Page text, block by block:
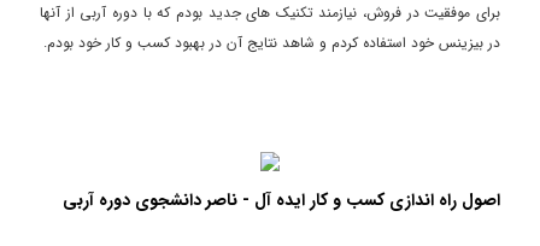
برای موفقیت در فروش، نیازمند تکنیک های جدید بودم که با دوره آربی از آنها
در بیزینس خود استفاده کردم و شاهد نتایج آن در بهبود کسب و کار خود بودم.
اصول راه اندازی کسب و کار ایده آل - ناصر دانشجوی دوره آربی